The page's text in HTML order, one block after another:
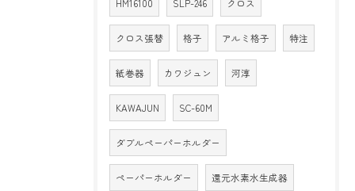
HM16100 SLP-246 クロス
クロス張替 格子 アルミ格子 特注
紙巻器 カワジュン 河淳
KAWAJUN SC-60M
ダブルペーパーホルダー
ペーパーホルダー 還元水素水生成器